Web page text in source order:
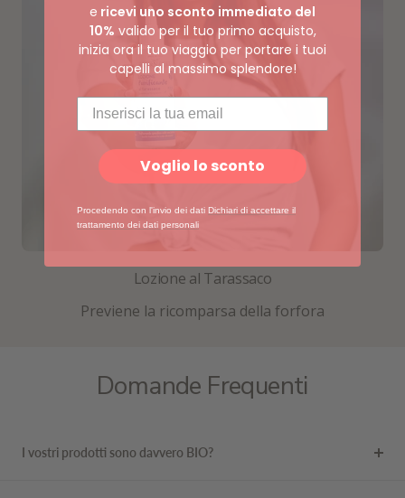
Lozione al Tarassaco
Previene la ricomparsa della forfora
Domande Frequenti
I vostri prodotti sono davvero BIO?
e ricevi uno sconto immediato del
10% valido per il tuo primo acquisto,
inizia ora il tuo viaggio per portare i tuoi
capelli al massimo splendore!
Voglio lo sconto
Procedendo con l'invio dei dati Dichiari di accettare il
trattamento dei dati personali